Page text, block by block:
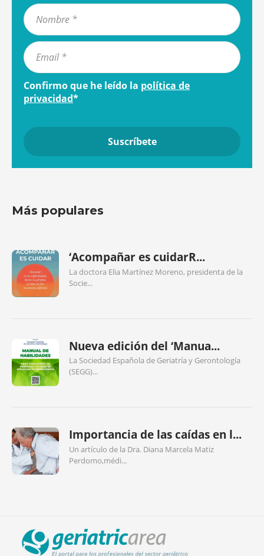
Confirmo que he leído la política de
privacidad*
Más populares
‘Acompañar es cuidarR...
La doctora Elia Martínez Moreno, presidenta de la
Socie...
Nueva edición del ‘Manua...
La Sociedad Española de Geriatría y Gerontología
(SEGG)...
Importancia de las caídas en l...
Un artículo de la Dra. Diana Marcela Matiz
Perdomo,médi...